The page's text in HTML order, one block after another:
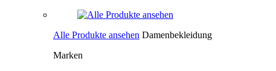
Alle Produkte ansehen Damenbekleidung
Marken